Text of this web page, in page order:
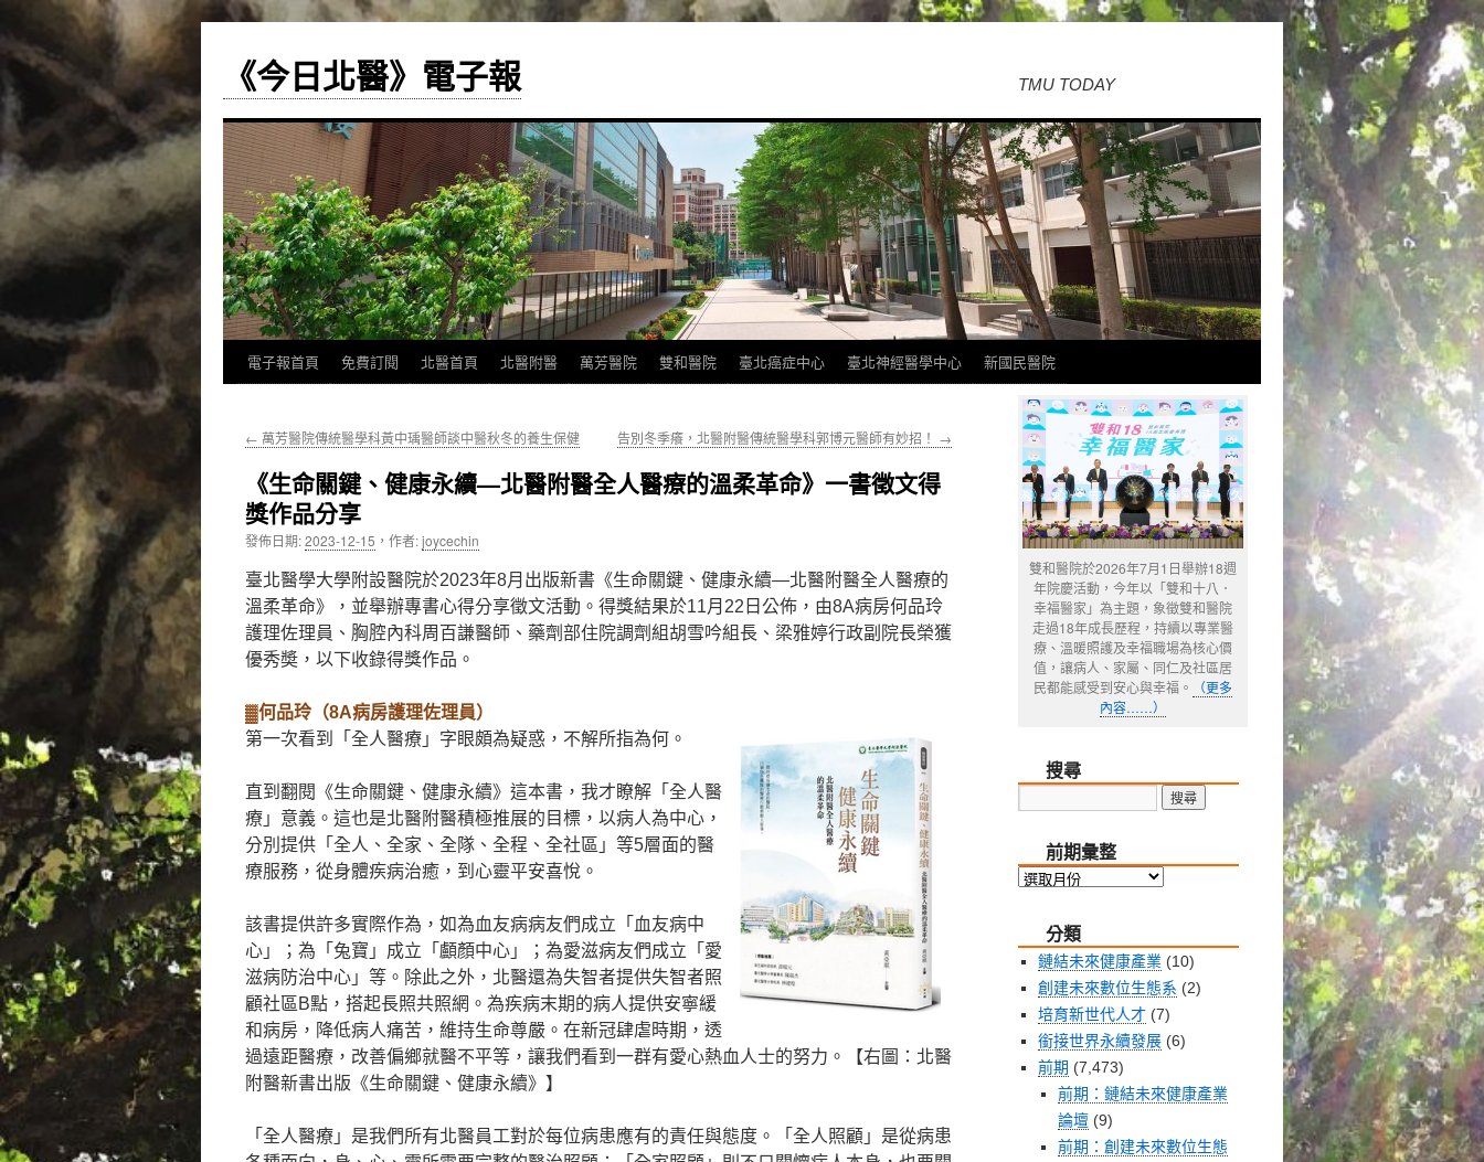
《今日北醫》電子報 TMU TODAY
跳
主
內
容
電子報首頁 免費訂閱 北醫首頁 北醫附醫 萬芳醫院 雙和醫院 臺北癌症中心 臺北神經醫學中心 新國民醫院
← 萬芳醫院傳統醫學科黃中瑀醫師談中醫秋冬的養生保健 告別冬季癢，北醫附醫傳統醫學科郭博元醫師有妙招！ →
《生命關鍵、健康永續—北醫附醫全人醫療的溫柔革命》一書徵文得
獎作品分享
發佈日期:2023-12-15 ， 作者:joycechin
臺北醫學大學附設醫院於2023年8月出版新書《生命關鍵、健康永續—北醫附醫全人醫療的
溫柔革命》，並舉辦專書心得分享徵文活動。得獎結果於11月22日公佈，由8A病房何品玲
護理佐理員、胸腔內科周百謙醫師、藥劑部住院調劑組胡雪吟組長、梁雅婷行政副院長榮獲
優秀奬，以下收錄得獎作品。
▓何品玲（8A病房護理佐理員）
第一次看到「全人醫療」字眼頗為疑惑，不解所指為何。
直到翻閱《生命關鍵、健康永續》這本書，我才瞭解「全人醫
療」意義。這也是北醫附醫積極推展的目標，以病人為中心，
分別提供「全人、全家、全隊、全程、全社區」等5層面的醫
療服務，從身體疾病治癒，到心靈平安喜悅。
該書提供許多實際作為，如為血友病病友們成立「血友病中
心」；為「兔寶」成立「顱顏中心」；為愛滋病友們成立「愛
滋病防治中心」等。除此之外，北醫還為失智者提供失智者照
顧社區B點，搭起長照共照網。為疾病末期的病人提供安寧緩
和病房，降低病人痛苦，維持生命尊嚴。在新冠肆虐時期，透
過遠距醫療，改善偏鄉就醫不平等，讓我們看到一群有愛心熱血人士的努力。【右圖：北醫
附醫新書出版《生命關鍵、健康永續》】
「全人醫療」是我們所有北醫員工對於每位病患應有的責任與態度。「全人照顧」是從病患
雙和醫院於2026年7月1日舉辦18週
年院慶活動，今年以「雙和十八．
幸福醫家」為主題，象徵雙和醫院
走過18年成長歷程，持續以專業醫
療、溫暖照護及幸福職場為核心價
值，讓病人、家屬、同仁及社區居
民都能感受到安心與幸福。
（更多
內容……）
搜尋
前期彙整
前
整
分類
鏈結未來健康產業 (10)
創建未來數位生態系 (2)
培育新世代人才 (7)
銜接世界永續發展 (6)
前期 (7,473)
前期：鏈結未來健康產業
論壇 (9)
前期：創建未來數位生態